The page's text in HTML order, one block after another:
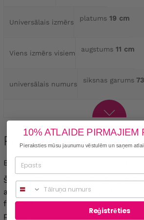
Universālais izmērs platums 19 cm
Viens izmērs visiem augstums 11 cm
universālais numurs siksnas garums
Produkta apraksts
Brūna maka ar noņemamu,
Šim modelim ir divi praktiski
aiztaisāms ar rāvējslēdzēju, bet otrs
formā, kas aiztaisāms ar klasisku
piešķir tam elegantu, mūžīgu
10% ATLAIDE PIRMAJIEM
Pieraksties mūsu jaunumu vēstulēm un saņem
Reģistrēties